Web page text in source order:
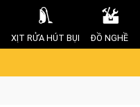
XỊT RỬA HÚT BỤI ĐỒ NGHỀ